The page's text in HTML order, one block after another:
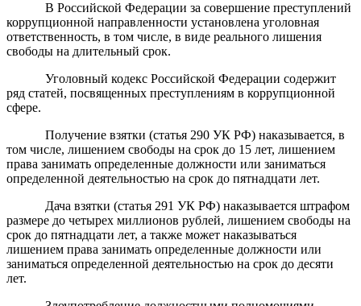
В Российской Федерации за совершение преступлений
коррупционной направленности установлена уголовная
ответственность, в том числе, в виде реального лишения
свободы на длительный срок.
Уголовный кодекс Российской Федерации содержит
ряд статей, посвященных преступлениям в коррупционной
сфере.
Получение взятки (статья 290 УК РФ) наказывается, в
том числе, лишением свободы на срок до 15 лет, лишением
права занимать определенные должности или заниматься
определенной деятельностью на срок до пятнадцати лет.
Дача взятки (статья 291 УК РФ) наказывается штрафом
размере до четырех миллионов рублей, лишением свободы на
срок до пятнадцати лет, а также может наказываться
лишением права занимать определенные должности или
заниматься определенной деятельностью на срок до десяти
лет.